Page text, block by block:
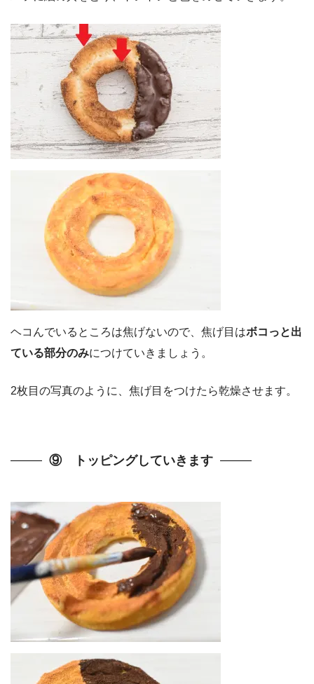
ヘコんでいるところは焦げないので、焦げ目はボコっと出
ている部分のみにつけていきましょう。
2枚目の写真のように、焦げ目をつけたら乾燥させます。
⑨ トッピングしていきます